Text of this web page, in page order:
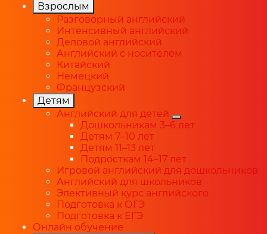
Взрослым
Разговорный английский
Интенсивный английский
Деловой английский
Английский с носителем
Китайский
Немецкий
Французский
Детям
Английский для детей
Дошкольникам 3–6 лет
Детям 7–10 лет
Детям 11–13 лет
Подросткам 14–17 лет
Игровой английский для дошкольников
Английский для школьников
Элективный курс английского
Подготовка к ОГЭ
Подготовка к ЕГЭ
Онлайн обучение